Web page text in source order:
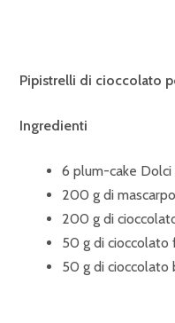
Pipistrelli di cioccolato
Ingredienti
6 plum-cake
200 g di
200 g di
50 g di
50 g di cioccolato